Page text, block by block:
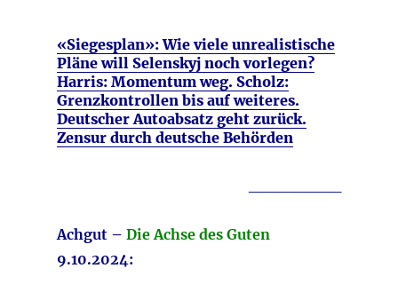
«Siegesplan»: Wie viele unrealistische
Pläne will Selenskyj noch vorlegen?
Harris: Momentum weg. Scholz:
Grenzkontrollen bis auf weiteres.
Deutscher Autoabsatz geht zurück.
Zensur durch deutsche Behörden
Achgut – Die Achse des Guten
9.10.2024: